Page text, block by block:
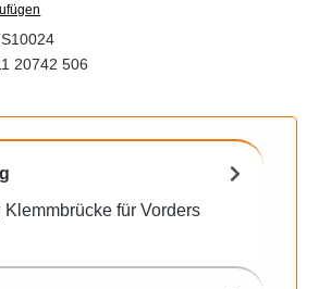
20742 506
Klemmbrücke für Vorders